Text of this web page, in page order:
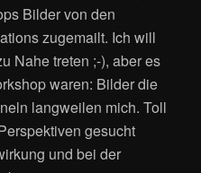
Bilder von den
zugemailt. Ich will
Nahe treten ;-), aber es
waren: Bilder die
langweilen mich. Toll
gesucht
und bei der